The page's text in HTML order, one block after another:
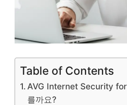
Table of Contents
AVG Internet Security
를까요?